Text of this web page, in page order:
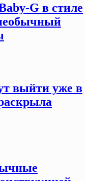
G в стиле
выйти уже в